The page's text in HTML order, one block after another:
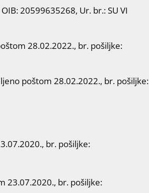
20599635268, Ur. br.: SU VI
28.02.2022., br. pošiljke:
poštom 28.02.2022., br. pošiljke:
br. pošiljke:
23.07.2020., br. pošiljke: